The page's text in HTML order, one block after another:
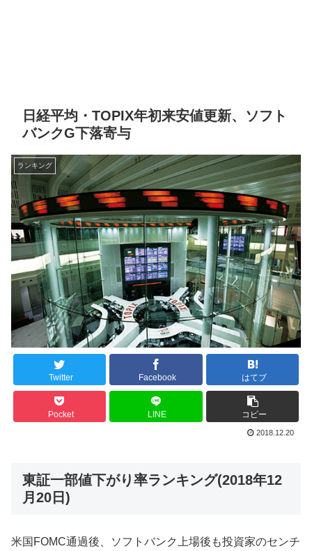
日経平均・TOPIX年初来安値更新、ソフト
バンクG下落寄与
ランキング
Twitter Facebook はてブ
Pocket LINE コピー
2018.12.20
東証一部値下がり率ランキング(2018年12
月20日)
米国FOMC通過後、ソフトバンク上場後も投資家のセンチ